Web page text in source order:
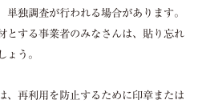
独調査が行われる場合があります。
とする事業者のみなさんは、貼り忘れ
ょう。
、再利用を防止するために印章または